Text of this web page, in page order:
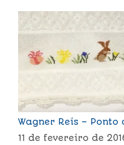
Wagner Reis – Ponto
11 de fevereiro de